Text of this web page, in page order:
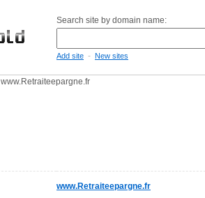
Search site by domain name:
Add site - New sites
www.Retraiteepargne.fr
www.Retraiteepargne.fr